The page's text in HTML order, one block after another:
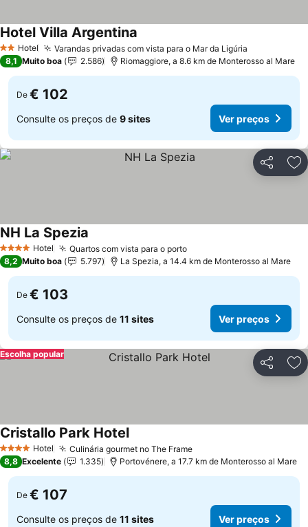
2 Estrelas
Hotel Varandas privadas com vista para o Mar da Ligúria
Hotel Villa Argentina
8,1 Muito boa 2.586 Riomaggiore, a 8.6 km de Monterosso al Mare
De € 102
Consulte os preços de 9 sites Ver preços
Partilhar
4 EstrelasHotel Quartos com vista para o porto
NH La Spezia
8,2 Muito boa 5.797 La Spezia, a 14.4 km de Monterosso al Mare
De € 103
Consulte os preços de 11 sites Ver preços
Partilhar
Escolha popular
4 EstrelasHotel Culinária gourmet no The Frame
Cristallo Park Hotel
8,8 Excelente 1.335 Portovénere, a 17.7 km de Monterosso al Mare
De € 107
Consulte os preços de 11 sites Ver preços